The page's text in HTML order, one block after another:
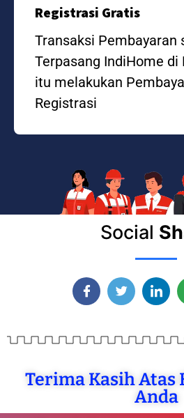
Registrasi Gratis
Transaksi Pembayaran
Terpasang IndiHome di
itu melakukan
Registrasi
Social
Terima Kasih Atas
Anda